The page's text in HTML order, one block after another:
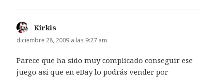
Kirkis
diciembre 28, 2009 a las 9:27 am
Parece que ha sido muy complicado conseguir ese
juego asi que en eBay lo podrás vender por